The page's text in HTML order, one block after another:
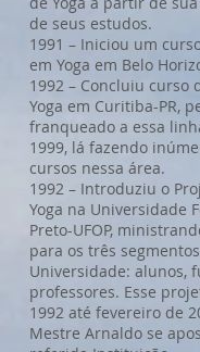
de seus estudos.
1991 – Iniciou um
em Yoga em Belo
1992 – Concluiu curso
Yoga em Curitiba-PR,
franqueado a essa
1999, lá fazendo
cursos nessa área.
1992 – Introduziu o
Yoga na Universidade
Preto-UFOP,
para os três
Universidade: alunos,
professores. Esse
1992 até fevereiro de
Mestre Arnaldo se